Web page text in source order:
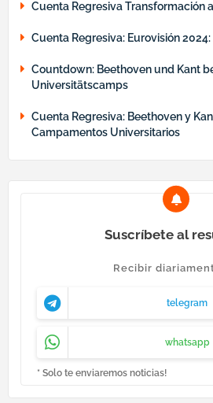
Cuenta Regresiva Transformación
Cuenta Regresiva: Eurovisión
Countdown: Beethoven und Kant
Universitätscamps
Cuenta Regresiva: Beethoven y
Campamentos Universitarios
Suscríbete al
Recibir
telegram
whatsapp
* Solo te enviaremos noticias!